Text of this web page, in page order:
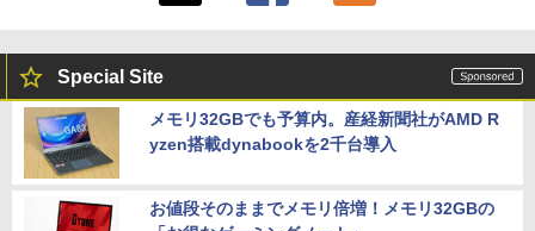
Special Site
メモリ32GBでも予算内。産経新聞社がAMD R
yzen搭載dynabookを2千台導入
お値段そのままでメモリ倍増！メモリ32GBの